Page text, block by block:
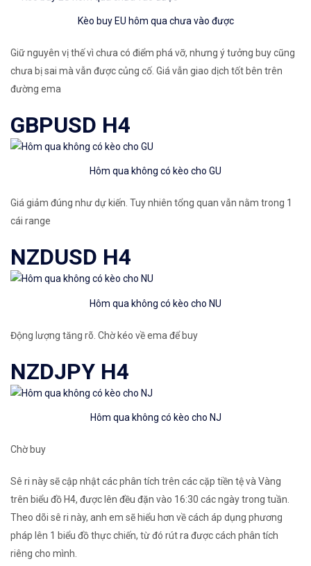
Kèo buy EU hôm qua chưa vào được
Giữ nguyên vị thế vì chưa có điểm phá vỡ, nhưng ý tưởng buy cũng
chưa bị sai mà vẫn được củng cố. Giá vẫn giao dịch tốt bên trên
đường ema
GBPUSD H4
Hôm qua không có kèo cho GU
Giá giảm đúng như dự kiến. Tuy nhiên tổng quan vẫn nằm trong 1
cái range
NZDUSD H4
Hôm qua không có kèo cho NU
Động lượng tăng rõ. Chờ kéo về ema để buy
NZDJPY H4
Hôm qua không có kèo cho NJ
Chờ buy
Sê ri này sẽ cập nhật các phân tích trên các cặp tiền tệ và Vàng
trên biểu đồ H4, được lên đều đặn vào 16:30 các ngày trong tuần.
Theo dõi sê ri này, anh em sẽ hiểu hơn về cách áp dụng phương
pháp lên 1 biểu đồ thực chiến, từ đó rút ra được cách phân tích
riêng cho mình.